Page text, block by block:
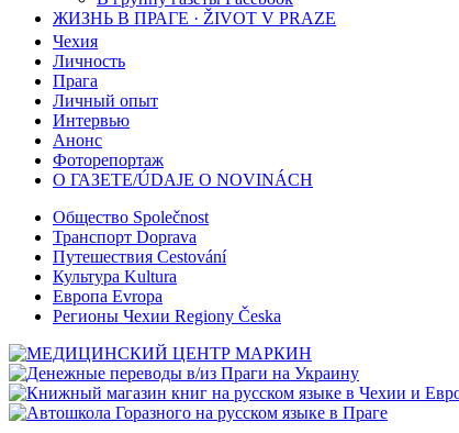
ЖИЗНЬ В ПРАГЕ · ŽIVOT V PRAZE
Чехия
Личность
Прага
Личный опыт
Интервью
Анонс
Фоторепортаж
О ГАЗЕТЕ/ÚDAJE O NOVINÁCH
Общество Společnost
Транспорт Doprava
Путешествия Cestování
Культура Kultura
Европа Evropa
Регионы Чехии Regiony Česka